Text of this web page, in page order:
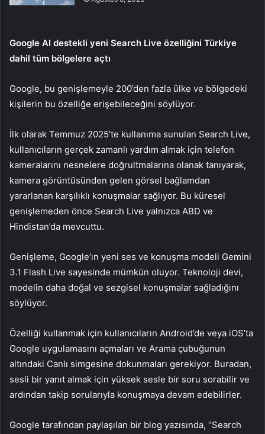
Google AI destekli yeni Search Live özelliğini Türkiye
dahil tüm bölgelere açtı
Google, bu genişlemeyle 200’den fazla ülke ve bölgedeki
kişilerin bu özelliğe erişebileceğini söylüyor.
İlk olarak Temmuz 2025’te kullanıma sunulan Search Live,
kullanıcıların gerçek zamanlı yardım almak için telefon
kameralarını nesnelere doğrultmalarına olanak tanıyarak,
kamera görüntüsünden gelen görsel bağlamdan
yararlanan karşılıklı konuşmalar sağlıyor. Bu küresel
genişlemeden önce Search Live yalnızca ABD ve
Hindistan’da mevcuttu.
Genişleme, Google’ın yeni ses ve konuşma modeli Gemini
3.1 Flash Live sayesinde mümkün oluyor. Teknoloji devi,
modelin daha doğal ve sezgisel konuşmalar sağladığını
söylüyor.
Özelliği kullanmak için kullanıcıların Android’de veya iOS’ta
Google uygulamasını açmaları ve Arama çubuğunun
altındaki Canlı simgesine dokunmaları gerekiyor. Buradan,
sesli bir yanıt almak için yüksek sesle bir soru sorabilir ve
ardından takip sorularıyla konuşmaya devam edebilirler.
Google tarafından paylaşılan bir blog yazısında, “Search